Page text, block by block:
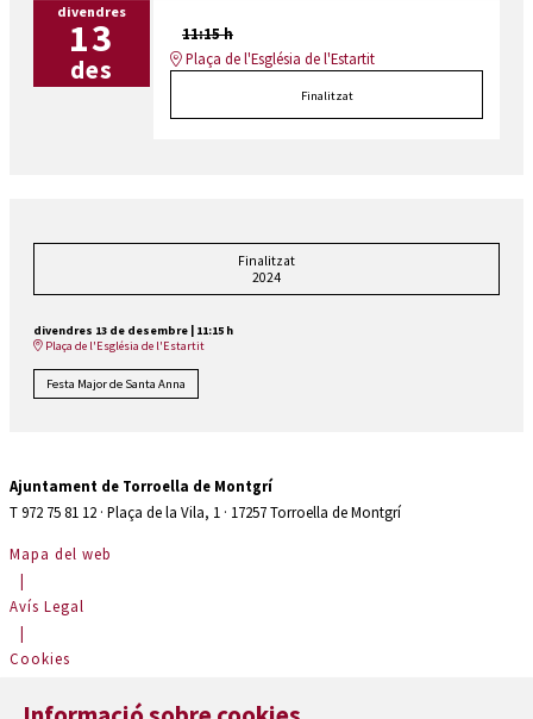
divendres
13
des
11:15 h
Plaça de l'Església de l'Estartit
Finalitzat
Finalitzat
2024
divendres 13 de desembre | 11:15 h
Plaça de l'Església de l'Estartit
Festa Major de Santa Anna
Ajuntament de Torroella de Montgrí
T 972 75 81 12 · Plaça de la Vila, 1 · 17257 Torroella de Montgrí
Mapa del web
|
Avís Legal
|
Cookies
Contactar